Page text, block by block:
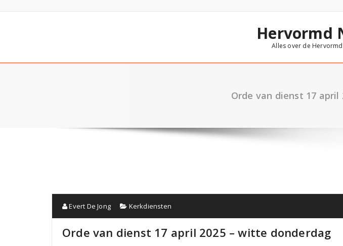
Hervormd
Alles over de
Orde van dienst 17
Evert De Jong Kerkdiensten
Orde van dienst 17 april 2025 – witte donderdag